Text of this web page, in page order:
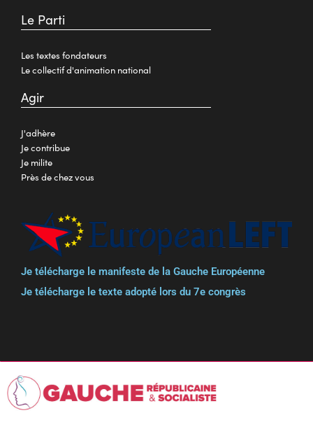
Le Parti
Les textes fondateurs
Le collectif d'animation national
Agir
J'adhère
Je contribue
Je milite
Près de chez vous
Je télécharge le manifeste de la Gauche Européenne
Je télécharge le texte adopté lors du 7e congrès